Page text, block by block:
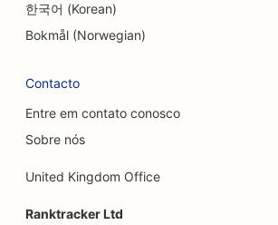
SEO para restaurantes familiares
SEO para planejadores financeiros
SEO para serviços financeiros
한국어 (Korean)
Bokmål (Norwegian)
Contacto
Entre em contato conosco
Sobre nós
United Kingdom Office
Ranktracker Ltd